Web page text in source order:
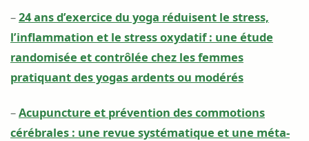
–24 ans d’exercice du yoga réduisent le stress,
l’inflammation et le stress oxydatif : une étude
randomisée et contrôlée chez les femmes
pratiquant des yogas ardents ou modérés
–Acupuncture et prévention des commotions
cérébrales : une revue systématique et une méta-